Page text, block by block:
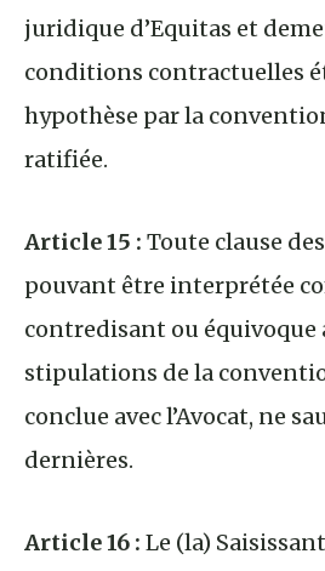
juridique d’Equitas et
conditions contractuelles
hypothèse par la
ratifiée.
Article 15 : Toute clause
pouvant être interprétée
contredisant ou équivoque
stipulations de la
conclue avec l’Avocat, ne
dernières.
Article 16 : Le (la)